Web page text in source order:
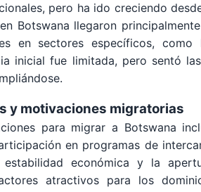
pero ha ido creciendo
Botswana llegaron
en sectores específicos,
inicial fue limitada, pero sentó
y motivaciones migratorias
para migrar a Botswana
en programas de
económica y la
atractivos para los